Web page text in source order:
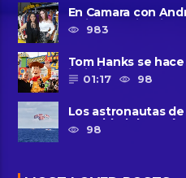
En Camara con
Majo Cornejo,
983
Tom Hanks se
intimidado de 8
01:17 98
Los astronautas
seguridad después
98